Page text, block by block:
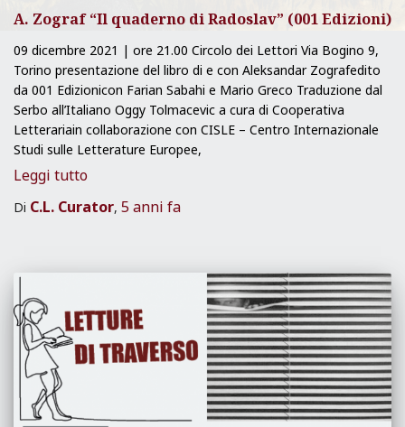
A. Zograf “Il quaderno di Radoslav” (001 Edizioni)
09 dicembre 2021 | ore 21.00 Circolo dei Lettori Via Bogino 9,
Torino presentazione del libro di e con Aleksandar Zografedito
da 001 Edizionicon Farian Sabahi e Mario Greco Traduzione dal
Serbo all’Italiano Oggy Tolmacevic a cura di Cooperativa
Letterariain collaborazione con CISLE – Centro Internazionale
Studi sulle Letterature Europee,
Leggi tutto
Di C.L. Curator, 5 anni fa